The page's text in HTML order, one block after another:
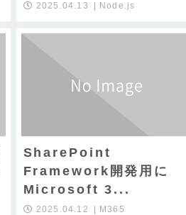
2025.04.13 Node.js
SharePoint
Framework開発用に
Microsoft 3...
2025.04.12 M365